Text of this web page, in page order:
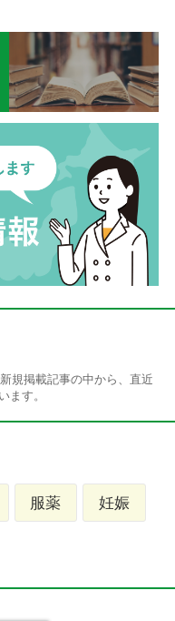
規掲載記事の中から、直近
ます。
服薬 妊娠